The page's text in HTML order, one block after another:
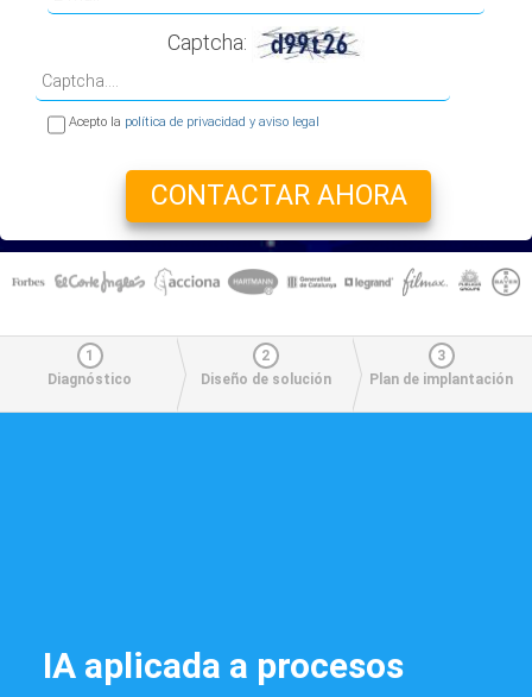
Captcha:
Acepto la política de privacidad y aviso legal
1
Diagnóstico
2
Diseño de solución
3
Plan de implantación
IA aplicada a procesos